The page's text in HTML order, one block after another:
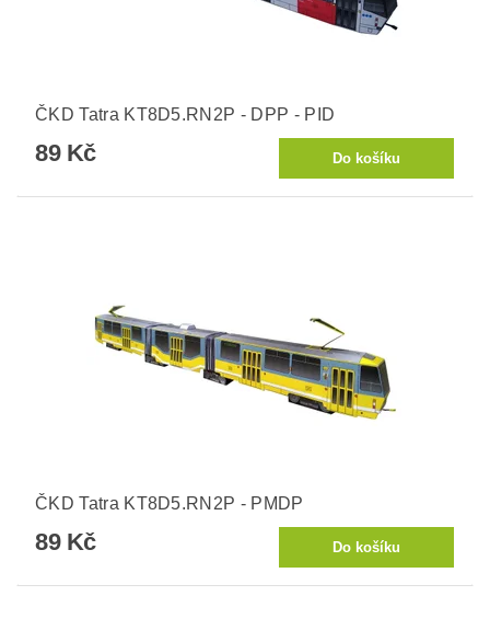
ČKD Tatra KT8D5.RN2P - DPP - PID
89 Kč
ČKD Tatra KT8D5.RN2P - PMDP
89 Kč